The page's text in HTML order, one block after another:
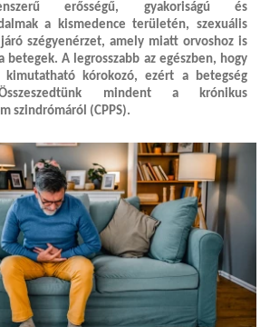
erősségű, gyakoriságú és
a kismedence területén, szexuális
szégyenérzet, amely miatt orvoshoz is
betegek. A legrosszabb az egészben, hogy
kórokozó, ezért a betegség
mindent a krónikus
szindrómáról (CPPS).